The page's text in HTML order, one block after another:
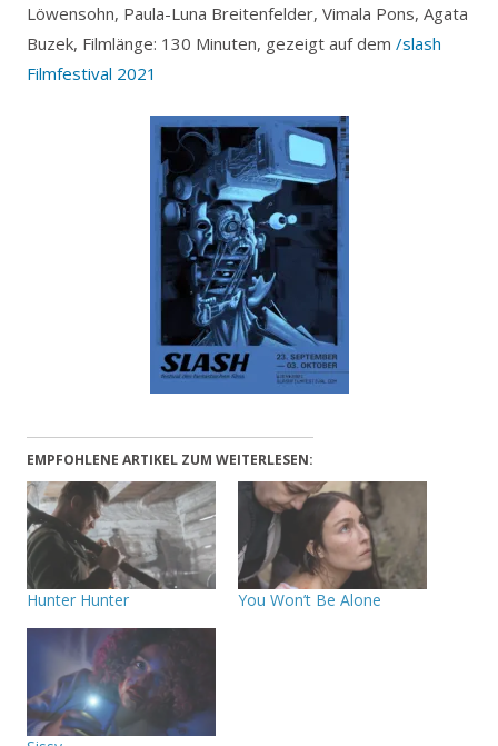
Löwensohn, Paula-Luna Breitenfelder, Vimala Pons, Agata
Buzek, Filmlänge: 130 Minuten, gezeigt auf dem /slash
Filmfestival 2021
EMPFOHLENE ARTIKEL ZUM WEITERLESEN:
Hunter Hunter You Won’t Be Alone